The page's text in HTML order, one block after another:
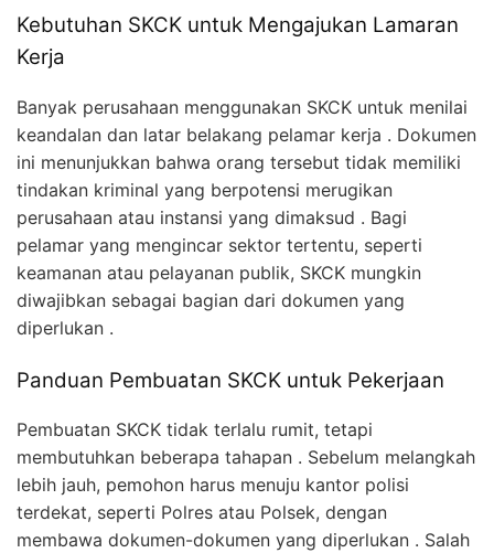
Kebutuhan SKCK untuk Mengajukan Lamaran
Kerja
Banyak perusahaan menggunakan SKCK untuk menilai
keandalan dan latar belakang pelamar kerja . Dokumen
ini menunjukkan bahwa orang tersebut tidak memiliki
tindakan kriminal yang berpotensi merugikan
perusahaan atau instansi yang dimaksud . Bagi
pelamar yang mengincar sektor tertentu, seperti
keamanan atau pelayanan publik, SKCK mungkin
diwajibkan sebagai bagian dari dokumen yang
diperlukan .
Panduan Pembuatan SKCK untuk Pekerjaan
Pembuatan SKCK tidak terlalu rumit, tetapi
membutuhkan beberapa tahapan . Sebelum melangkah
lebih jauh, pemohon harus menuju kantor polisi
terdekat, seperti Polres atau Polsek, dengan
membawa dokumen-dokumen yang diperlukan . Salah